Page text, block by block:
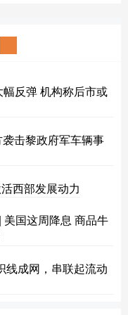
反弹 机构称后市或
击黎政府军车辆事
西部发展动力
美国这周降息 商品牛
线成网，串联起流动